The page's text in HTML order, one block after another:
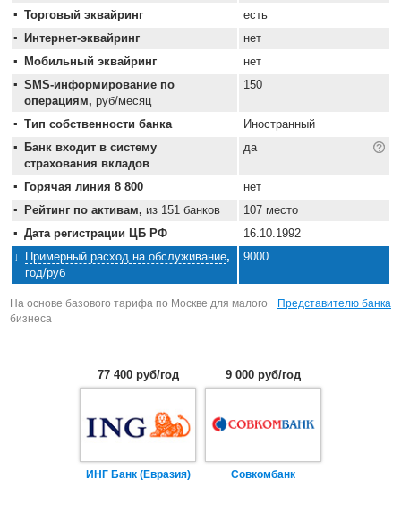
Торговый эквайринг
есть
Интернет-эквайринг
нет
Мобильный эквайринг
нет
SMS-информирование по
операциям, руб/месяц
150
Тип собственности банка
Иностранный
Банк входит в систему
страхования вкладов
да
Горячая линия 8 800
нет
Рейтинг по активам, из 151 банков
107 место
Дата регистрации ЦБ РФ
16.10.1992
Примерный расход на обслуживание,
год/руб
9000
На основе базового тарифа по Москве для малого
бизнеса
Представителю банка
77 400 руб/год
ИНГ Банк (Евразия)
9 000 руб/год
Совкомбанк